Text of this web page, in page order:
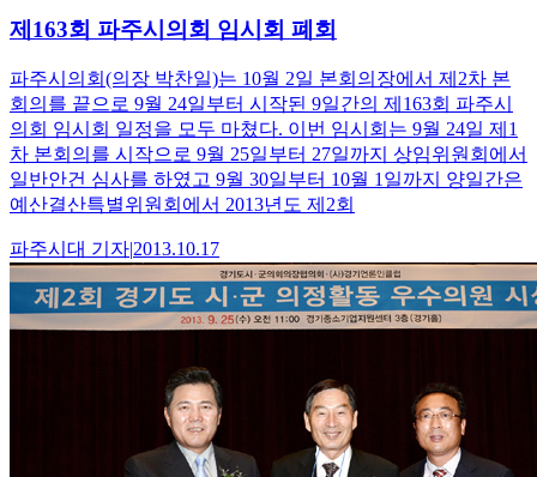
제163회 파주시의회 임시회 폐회
파주시의회(의장 박찬일)는 10월 2일 본회의장에서 제2차 본
회의를 끝으로 9월 24일부터 시작된 9일간의 제163회 파주시
의회 임시회 일정을 모두 마쳤다. 이번 임시회는 9월 24일 제1
차 본회의를 시작으로 9월 25일부터 27일까지 상임위원회에서
일반안건 심사를 하였고 9월 30일부터 10월 1일까지 양일간은
예산결산특별위원회에서 2013년도 제2회
파주시대 기자|2013.10.17